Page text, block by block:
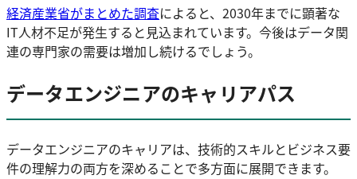
経済産業省がまとめた調査によると、2030年までに顕著な
IT人材不足が発生すると見込まれています。今後はデータ関
連の専門家の需要は増加し続けるでしょう。
データエンジニアのキャリアパス
データエンジニアのキャリアは、技術的スキルとビジネス要
件の理解力の両方を深めることで多方面に展開できます。